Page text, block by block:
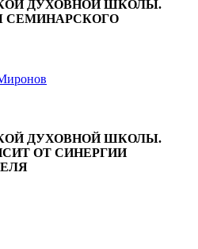
ДУХОВНОЙ ШКОЛЫ.
СЕМИНАРСКОГО
ДУХОВНОЙ ШКОЛЫ.
ОТ СИНЕРГИИ